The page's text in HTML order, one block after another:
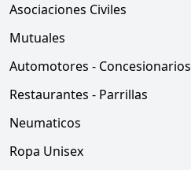
Asociaciones Civiles
Mutuales
Automotores - Concesionarios
Restaurantes - Parrillas
Neumaticos
Ropa Unisex